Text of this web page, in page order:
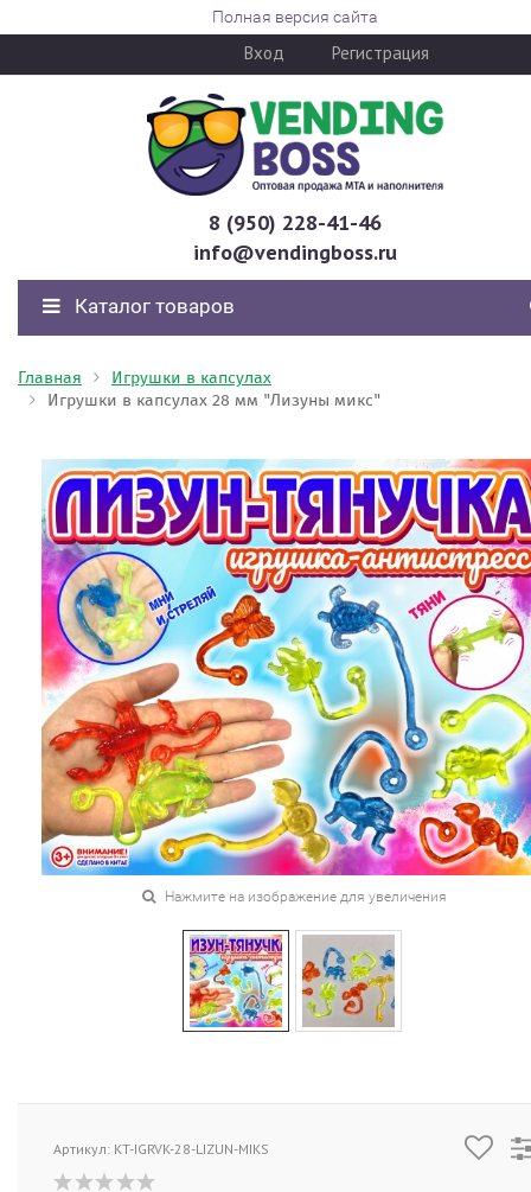
Полная версия сайта
Вход Регистрация
8 (950) 228-41-46
info@vendingboss.ru
Каталог товаров
Главная
Игрушки в капсулах
Игрушки в капсулах 28 мм "Лизуны микс"
Нажмите на изображение для увеличения
Артикул: KT-IGRVK-28-LIZUN-MIKS